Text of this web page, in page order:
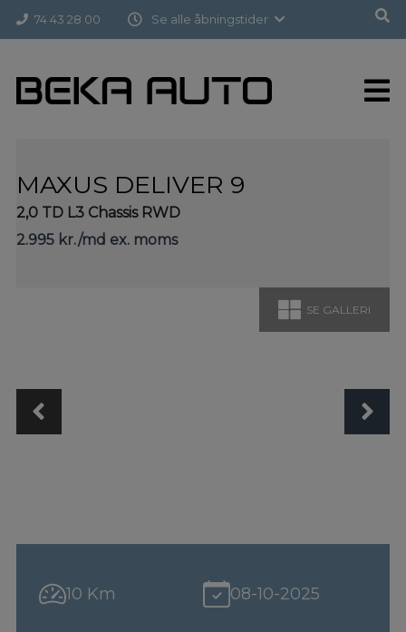
Hop 74 43 28 00 Se alle åbningstider
Forside > Brugte biler >Maxus Deliver 9
MAXUS DELIVER 9
2,0 TD L3 Chassis RWD
2.995 kr./md ex. moms
SE GALLERI
10 Km 08-10-2025